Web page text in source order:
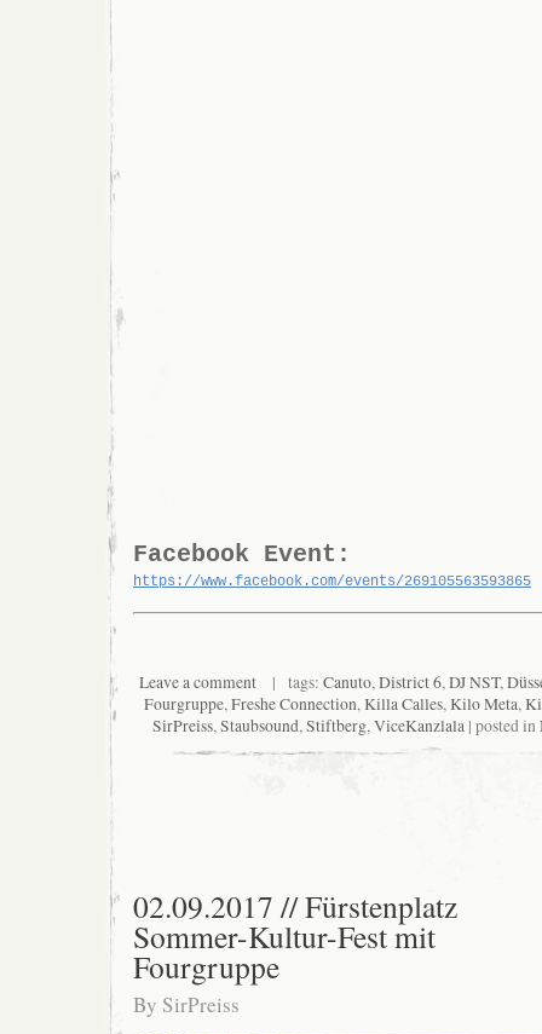
Facebook Event:
https://www.facebook.com/events/269105563593865
Leave a comment| tags: Canuto,District 6,DJ NST,
Fourgruppe,Freshe Connection,Killa Calles,Kilo Meta,
SirPreiss,Staubsound,Stiftberg,ViceKanzlala| posted in
02.09.2017 // Fürstenplatz
Sommer-Kultur-Fest mit
Fourgruppe
By SirPreiss